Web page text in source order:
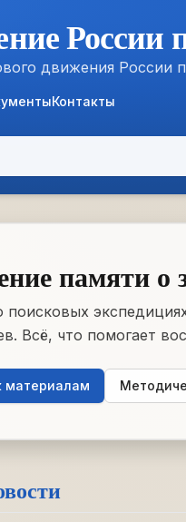
России
движения России
Контакты
памяти о
Всё, что помогает
материалам